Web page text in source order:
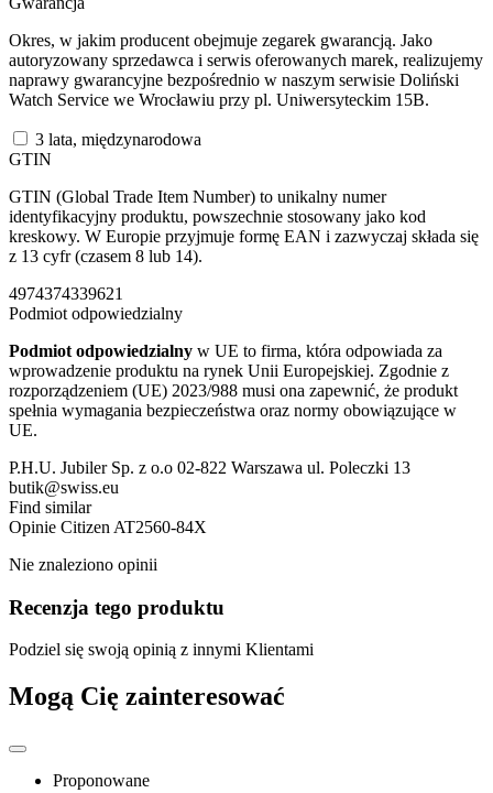
Okres, w jakim producent obejmuje zegarek gwarancją. Jako
autoryzowany sprzedawca i serwis oferowanych marek, realizujemy
naprawy gwarancyjne bezpośrednio w naszym serwisie Doliński
Watch Service we Wrocławiu przy pl. Uniwersyteckim 15B.
3 lata, międzynarodowa
GTIN
GTIN (Global Trade Item Number) to unikalny numer
identyfikacyjny produktu, powszechnie stosowany jako kod
kreskowy. W Europie przyjmuje formę EAN i zazwyczaj składa się
z 13 cyfr (czasem 8 lub 14).
4974374339621
Podmiot odpowiedzialny
Podmiot odpowiedzialny w UE to firma, która odpowiada za
wprowadzenie produktu na rynek Unii Europejskiej. Zgodnie z
rozporządzeniem (UE) 2023/988 musi ona zapewnić, że produkt
spełnia wymagania bezpieczeństwa oraz normy obowiązujące w
UE.
P.H.U. Jubiler Sp. z o.o 02-822 Warszawa ul. Poleczki 13
butik@swiss.eu
Find similar
Opinie Citizen AT2560-84X
Nie znaleziono opinii
Recenzja tego produktu
Podziel się swoją opinią z innymi Klientami
Mogą Cię zainteresować
Proponowane